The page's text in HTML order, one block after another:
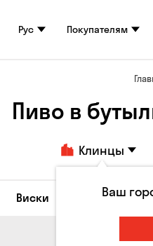
Рус Покупателям
Пиво в
Клинцы
Виски КоктейлиВаш